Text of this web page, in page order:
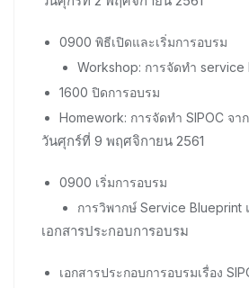
0900 พิธีเปิดและเริ่มการอบรม
Workshop: การจัดทำ service
1600 ปิดการอบรม
Homework: การจัดทำ SIPOC จ
วันศุกร์ที่ 9 พฤศจิกายน 2561
0900 เริ่มการอบรม
การวิพากษ์ Service Blueprint
เอกสารประกอบการอบรม
เอกสารประกอบการอบรมเรื่อง